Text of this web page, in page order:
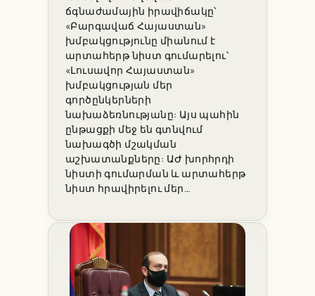
ճգնաժամային իրավիճակը՝
«Բարգավաճ Հայաստան»
խմբակցությունը միանում է
արտահերթ նիստ գումարելու՝
«Լուսավոր Հայաստան»
խմբակցության մեր
գործընկերների
նախաձեռնությանը: Այս պահին
ընթացքի մեջ են գտնվում
նախագծի մշակման
աշխատանքները: ԱԺ խորհրդի
նիստի գումարման և արտահերթ
նիստ հրավիրելու մեր…